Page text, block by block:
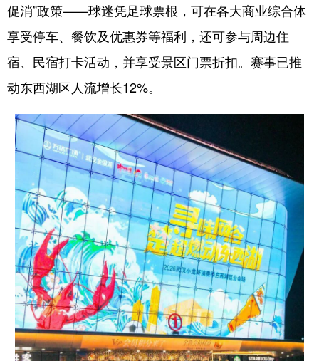
促消”政策——球迷凭足球票根，可在各大商业综合体
享受停车、餐饮及优惠券等福利，还可参与周边住
宿、民宿打卡活动，并享受景区门票折扣。赛事已推
动东西湖区人流增长12%。